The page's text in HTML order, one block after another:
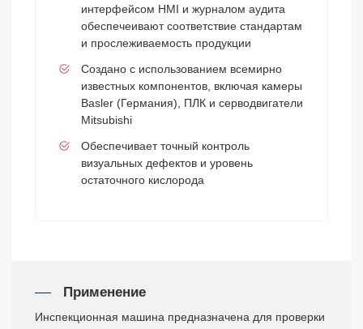
интерфейсом HMI и журналом аудита
обеспечеивают соответствие стандартам
и прослеживаемость продукции
Создано с использованием всемирно
известных компонентов, включая камеры
Basler (Германия), ПЛК и серводвигатели
Mitsubishi
Обеспечивает точный контроль
визуальных дефектов и уровень
остаточного кислорода
Применение
Инспекционная машина предназначена для проверки